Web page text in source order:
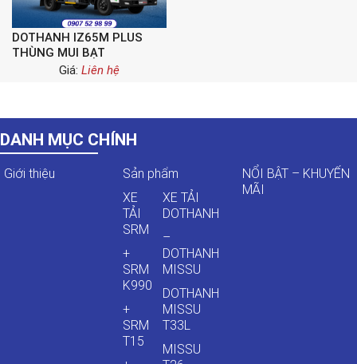
DOTHANH IZ65M PLUS
THÙNG MUI BẠT
Giá: Liên hệ
DANH MỤC CHÍNH
Giới thiệu
Sản phẩm
XE
TẢI
SRM
+
SRM
K990
+
SRM
T15
XE TẢI
DOTHANH
–
DOTHANH
MISSU
DOTHANH
MISSU
T33L
MISSU
NỔI BẬT – KHUYẾN
MÃI